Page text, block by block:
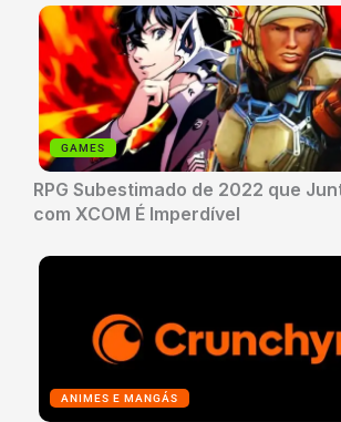
GAMES
RPG Subestimado de 2022 que
com XCOM É Imperdível
ANIMES E MANGÁS